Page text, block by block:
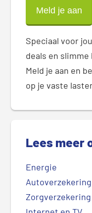
Speciaal voor
deals en
Meld je aan en
op je vaste
Lees meer
Energie
Autoverzekering
Zorgverzekering